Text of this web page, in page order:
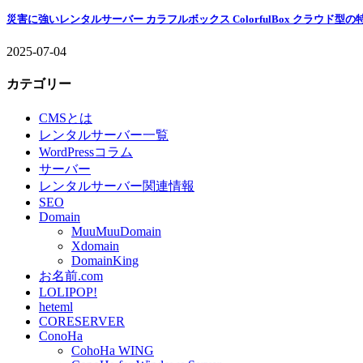
災害に強いレンタルサーバー カラフルボックス ColorfulBox クラウド型の
2025-07-04
カテゴリー
CMSとは
レンタルサーバー一覧
WordPressコラム
サーバー
レンタルサーバー関連情報
SEO
Domain
MuuMuuDomain
Xdomain
DomainKing
お名前.com
LOLIPOP!
heteml
CORESERVER
ConoHa
CohoHa WING